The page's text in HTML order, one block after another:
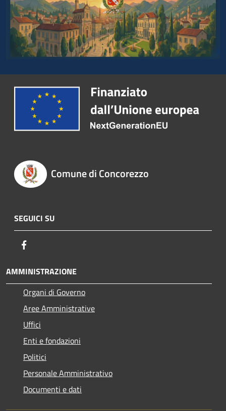
Comune di Concorezzo
SEGUICI SU
AMMINISTRAZIONE
Organi di Governo
Aree Amministrative
Uffici
Enti e fondazioni
Politici
Personale Amministrativo
Documenti e dati